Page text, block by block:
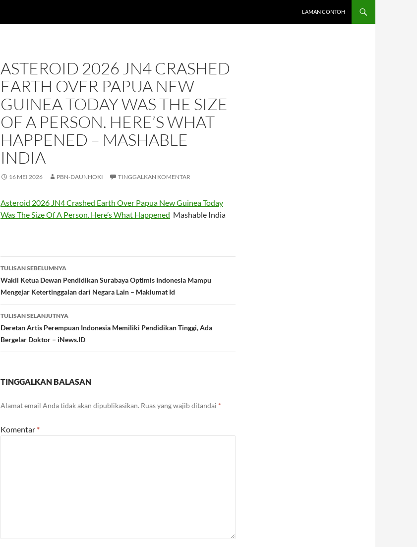
LAMAN CONTOH
ASTEROID 2026 JN4 CRASHED
EARTH OVER PAPUA NEW
GUINEA TODAY WAS THE SIZE
OF A PERSON. HERE’S WHAT
HAPPENED – MASHABLE
INDIA
16 MEI 2026 PBN-DAUNHOKI TINGGALKAN KOMENTAR
Asteroid 2026 JN4 Crashed Earth Over Papua New Guinea Today
Was The Size Of A Person. Here’s What Happened Mashable India
Navigasi
Tulisan
TULISAN SEBELUMNYA
Wakil Ketua Dewan Pendidikan Surabaya Optimis Indonesia Mampu
Mengejar Ketertinggalan dari Negara Lain – Maklumat Id
TULISAN SELANJUTNYA
Deretan Artis Perempuan Indonesia Memiliki Pendidikan Tinggi, Ada
Bergelar Doktor – iNews.ID
TINGGALKAN BALASAN
Alamat email Anda tidak akan dipublikasikan. Ruas yang wajib ditandai *
Komentar *